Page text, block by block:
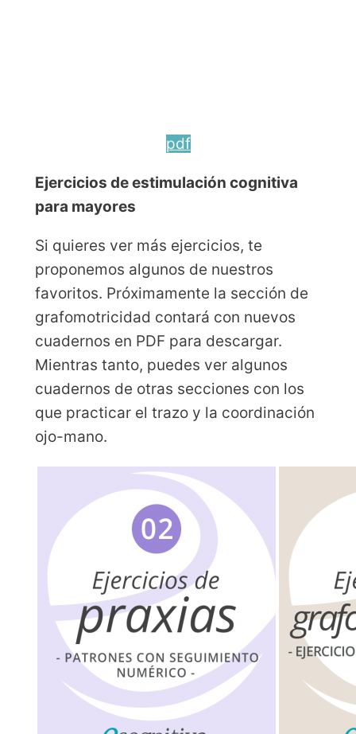
pdf
Ejercicios de estimulación cognitiva
para mayores
Si quieres ver más ejercicios, te
proponemos algunos de nuestros
favoritos. Próximamente la sección de
grafomotricidad contará con nuevos
cuadernos en PDF para descargar.
Mientras tanto, puedes ver algunos
cuadernos de otras secciones con los
que practicar el trazo y la coordinación
ojo-mano.